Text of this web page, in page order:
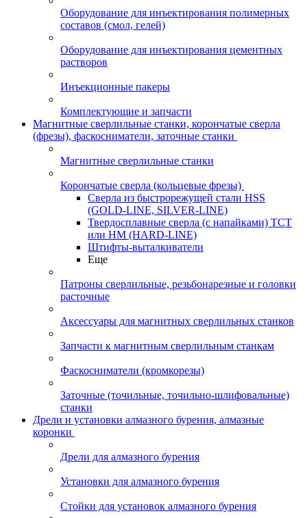
Оборудование для инъектирования полимерных
составов (смол, гелей)
Оборудование для инъектирования цементных
растворов
Инъекционные пакеры
Комплектующие и запчасти
Магнитные сверлильные станки, корончатые сверла
(фрезы), фаскосниматели, заточные станки
Магнитные сверлильные станки
Корончатые сверла (кольцевые фрезы)
Сверла из быстрорежущей стали HSS
(GOLD-LINE, SILVER-LINE)
Твердосплавные сверла (с напайками) ТСТ
или HM (HARD-LINE)
Штифты-выталкиватели
Еще
Патроны сверлильные, резьбонарезные и головки
расточные
Аксессуары для магнитных сверлильных станков
Запчасти к магнитным сверлильным станкам
Фаскосниматели (кромкорезы)
Заточные (точильные, точильно-шлифовальные)
станки
Дрели и установки алмазного бурения, алмазные
коронки
Дрели для алмазного бурения
Установки для алмазного бурения
Стойки для установок алмазного бурения